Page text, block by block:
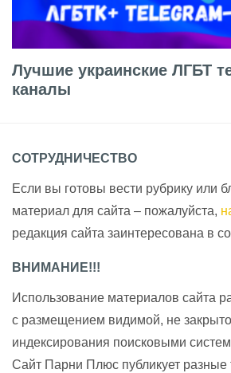
Лучшие украинские ЛГБТ
каналы
СОТРУДНИЧЕСТВО
Если вы готовы вести рубрику или
материал для сайта – пожалуйста,
редакция сайта заинтересована в
ВНИМАНИЕ!!!
Использование материалов сайта
с размещением видимой, не
индексирования поисковыми
Сайт Парни Плюс публикует разные